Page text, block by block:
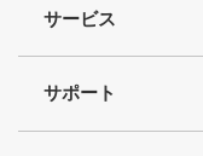
サービス
サポート